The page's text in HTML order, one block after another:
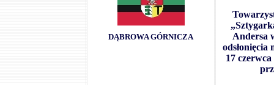
DĄBROWA GÓRNICZA
Andersa
odsłonięcia
17